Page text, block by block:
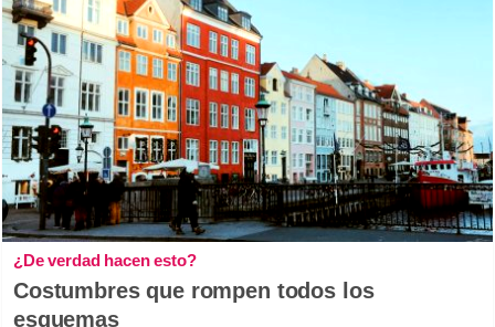
¿De verdad hacen esto?
Costumbres que rompen todos los
esquemas